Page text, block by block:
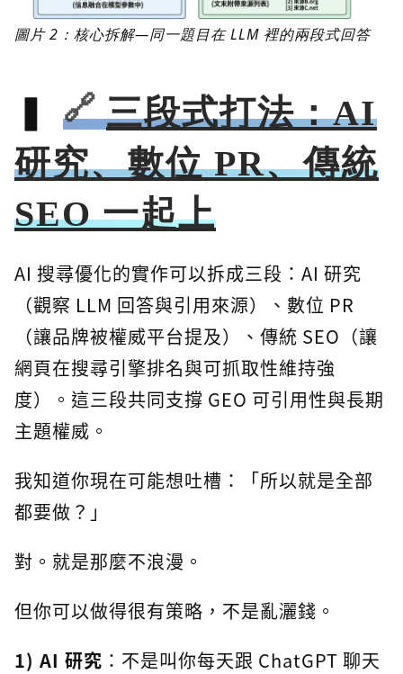
圖片 2：核心拆解—同一題目在 LLM 裡的兩段式回答
三段式打法：AI
研究、數位 PR、傳統
SEO 一起上
AI 搜尋優化的實作可以拆成三段：AI 研究
（觀察 LLM 回答與引用來源）、數位 PR
（讓品牌被權威平台提及）、傳統 SEO（讓
網頁在搜尋引擎排名與可抓取性維持強
度）。這三段共同支撐 GEO 可引用性與長期
主題權威。
我知道你現在可能想吐槽：「所以就是全部
都要做？」
對。就是那麼不浪漫。
但你可以做得很有策略，不是亂灑錢。
1) AI 研究 ：不是叫你每天跟 ChatGPT 聊天